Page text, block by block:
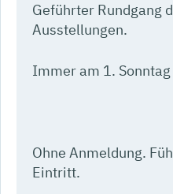
Geführter Rundgang
Ausstellungen.
Immer am 1.
Ohne Anmeldung.
Eintritt.